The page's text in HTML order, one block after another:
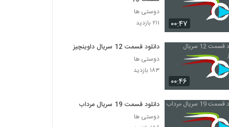
سریال Friends فصل اول قسمت 24
سریال Friends فصل دوم قسمت 1
۹۸۳ بازدید
سریال Friends فصل دوم قسمت 2
۴۹۹ بازدید
۰۰:۴۷
دوستی ها
۲۱۱ بازدید
۰۰:۴۶
دانلود قسمت 12 سریال داوینچیز
دوستی ها
۱۸۳ بازدید
دانلود قسمت 19 سریال مرداب
دوستی ها